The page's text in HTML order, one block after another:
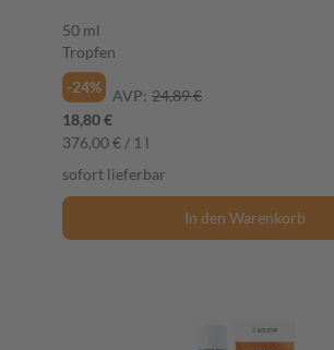
50 ml
Tropfen
-24%
AVP: 24,89 €
18,80 €
376,00 € / 1 l
sofort lieferbar
In den Warenkorb